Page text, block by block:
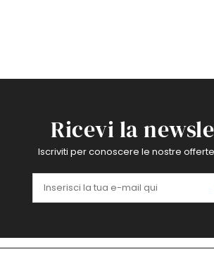
Ricevi la
Iscriviti per conoscere le nostre